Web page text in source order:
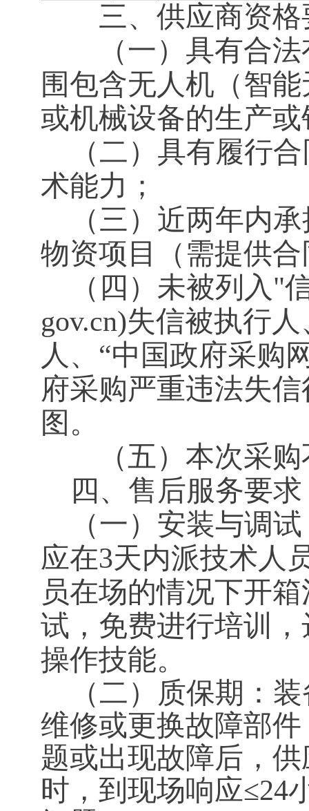
三、供应商资格
（一）具有合法
围包含无人机（智
或机械设备的生产
（二）具有履行
术能力；
（三）近两年内
物资项目（需提供
（四）未被列入"
gov.cn)失信被执行
人、“中国政府采购
府采购严重违法失
图。
（五）本次采购
四、售后服务要求
（一）安装与调
应在3天内派技术人
员在场的情况下开
试，免费进行培训
操作技能。
（二）质保期：
维修或更换故障部
题或出现故障后，
时，到现场响应≤24